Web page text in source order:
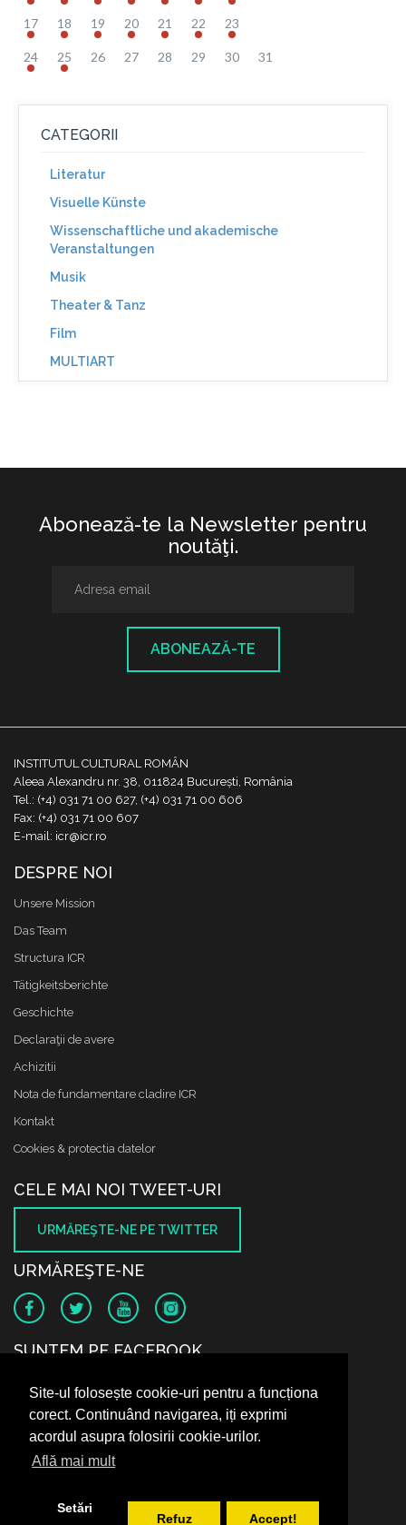
Site-ul folosește cookie-uri pentru a funcționa
corect. Continuând navigarea, iți exprimi
acordul asupra folosirii cookie-urilor.
Află mai mult
Setări
Refuz Accept!
17 18 19 20 21 22 23
24 25 26 27 28 29 30 31
CATEGORII
Literatur
Visuelle Künste
Wissenschaftliche und akademische
Veranstaltungen
Musik
Theater & Tanz
Film
MULTIART
Abonează-te la Newsletter pentru
noutăţi.
ABONEAZĂ-TE
INSTITUTUL CULTURAL ROMÂN
Aleea Alexandru nr. 38, 011824 București, România
Tel.: (+4) 031 71 00 627, (+4) 031 71 00 606
Fax: (+4) 031 71 00 607
E-mail: icr@icr.ro
DESPRE NOI
Unsere Mission
Das Team
Structura ICR
Tätigkeitsberichte
Geschichte
Declaraţii de avere
Achizitii
Nota de fundamentare cladire ICR
Kontakt
Cookies & protectia datelor
CELE MAI NOI TWEET-URI
URMĂREŞTE-NE PE TWITTER
URMĂREŞTE-NE
SUNTEM PE FACEBOOK